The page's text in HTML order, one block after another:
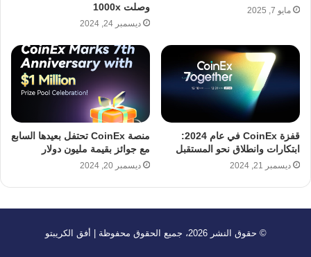
مايو 7, 2025
وصلت 1000x
ديسمبر 24, 2024
قفزة CoinEx في عام 2024:
ابتكارات وانطلاق نحو المستقبل
ديسمبر 21, 2024
منصة CoinEx تحتفل بعيدها السابع
مع جوائز بقيمة مليون دولار
ديسمبر 20, 2024
© حقوق النشر 2026، جميع الحقوق محفوظة | أفق الكريبتو